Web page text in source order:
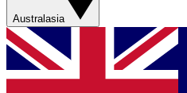
Australasia